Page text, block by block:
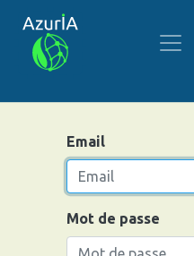
Email
Mot de passe